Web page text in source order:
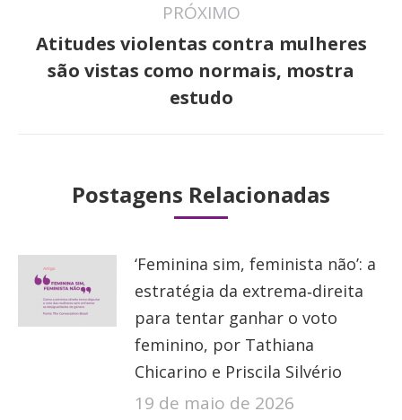
PRÓXIMO
Próximo
post:
Atitudes violentas contra mulheres
são vistas como normais, mostra
estudo
Postagens Relacionadas
‘Feminina sim, feminista não’: a
estratégia da extrema‑direita
para tentar ganhar o voto
feminino, por Tathiana
Chicarino e Priscila Silvério
19 de maio de 2026